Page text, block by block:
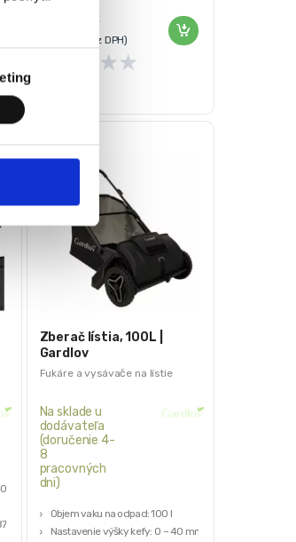
€
30,00
bez DPH)
★★
Fukáre a vysávače na lístie
Zberač lístia, 100L |
Gardlov
Na sklade u
dodávateľa
(doručenie 4-
8
pracovných
dni)
Objem vaku na odpad: 100 l
Nastavenie výšky kefy: 0 – 40 mm